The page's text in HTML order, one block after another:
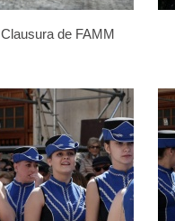
Clausura de FAMM